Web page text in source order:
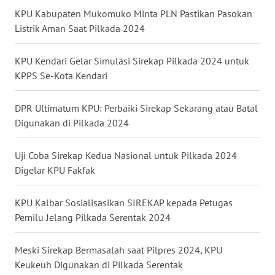
KPU Kabupaten Mukomuko Minta PLN Pastikan Pasokan
Listrik Aman Saat Pilkada 2024
KPU Kendari Gelar Simulasi Sirekap Pilkada 2024 untuk
KPPS Se-Kota Kendari
DPR Ultimatum KPU: Perbaiki Sirekap Sekarang atau Batal
Digunakan di Pilkada 2024
Uji Coba Sirekap Kedua Nasional untuk Pilkada 2024
Digelar KPU Fakfak
KPU Kalbar Sosialisasikan SIREKAP kepada Petugas
Pemilu Jelang Pilkada Serentak 2024
Meski Sirekap Bermasalah saat Pilpres 2024, KPU
Keukeuh Digunakan di Pilkada Serentak
WN
BABEL
WN
SUMBAR
WN
SUMSEL
WN
BENGKULU
WN
LAMPUNG
WN